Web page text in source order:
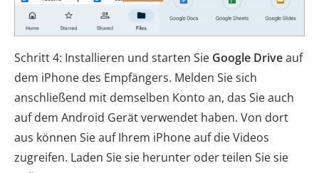
Schritt 4: Installieren und starten Sie Google Driveauf
dem iPhone des Empfängers. Melden Sie sich
anschließend mit demselben Konto an, das Sie auch
auf dem Android Gerät verwendet haben. Von dort
aus können Sie auf Ihrem iPhone auf die Videos
zugreifen. Laden Sie sie herunter oder teilen Sie sie